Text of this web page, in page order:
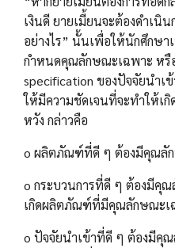
เงินดี ยายเมี้ยนจะต้องดำเนิ
อย่างไร” นั้นเพื่อให้นักศึกษ
กำหนดคุณลักษณะเฉพาะ หรื
specification ของปัจจัยนำ
ให้มีความชัดเจนที่จะทำให้เ
หวัง กล่าวคือ
o ผลิตภัณฑ์ที่ดี ๆ ต้องมีคุณลัก
o กระบวนการที่ดี ๆ ต้องมีคุณ
เกิดผลิตภัณฑ์ที่มีคุณลักษณะเ
o ปัจจัยนำเข้าที่ดี ๆ ต้องมีคุ